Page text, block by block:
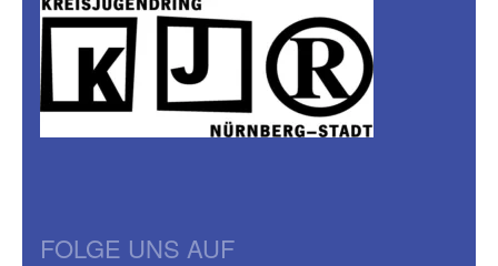
FOLGE UNS AUF